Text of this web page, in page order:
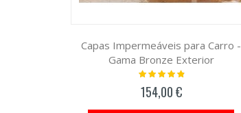
Capas Impermeáveis para Carro -
Gama Bronze Exterior
Classificação:
154,00 €